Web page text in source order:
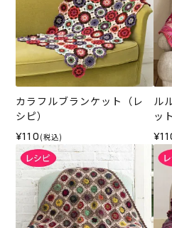
カラフルブランケット（レ
シピ）
¥110 (税込)
ル
ッ